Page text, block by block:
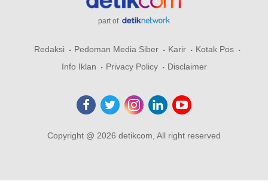
part of
Redaksi Pedoman Media Siber Karir
Kotak Pos
Info Iklan
Privacy Policy Disclaimer
Copyright @ 2026 detikcom, All right reserved